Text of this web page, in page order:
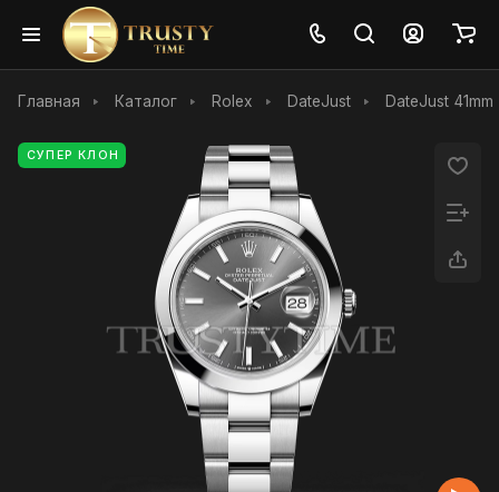
Главная Каталог Rolex DateJust DateJust 41mm
СУПЕР КЛОН